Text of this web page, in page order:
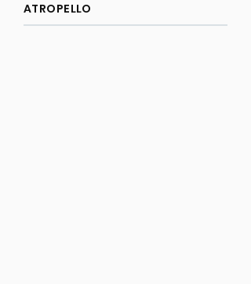
ATROPELLO